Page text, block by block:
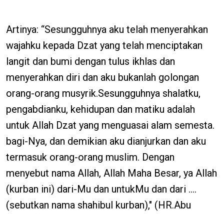
Artinya: “Sesungguhnya aku telah menyerahkan
wajahku kepada Dzat yang telah menciptakan
langit dan bumi dengan tulus ikhlas dan
menyerahkan diri dan aku bukanlah golongan
orang-orang musyrik.Sesungguhnya shalatku,
pengabdianku, kehidupan dan matiku adalah
untuk Allah Dzat yang menguasai alam semesta.
bagi-Nya, dan demikian aku dianjurkan dan aku
termasuk orang-orang muslim. Dengan
menyebut nama Allah, Allah Maha Besar, ya Allah
(kurban ini) dari-Mu dan untukMu dan dari ....
(sebutkan nama shahibul kurban)," (HR.Abu